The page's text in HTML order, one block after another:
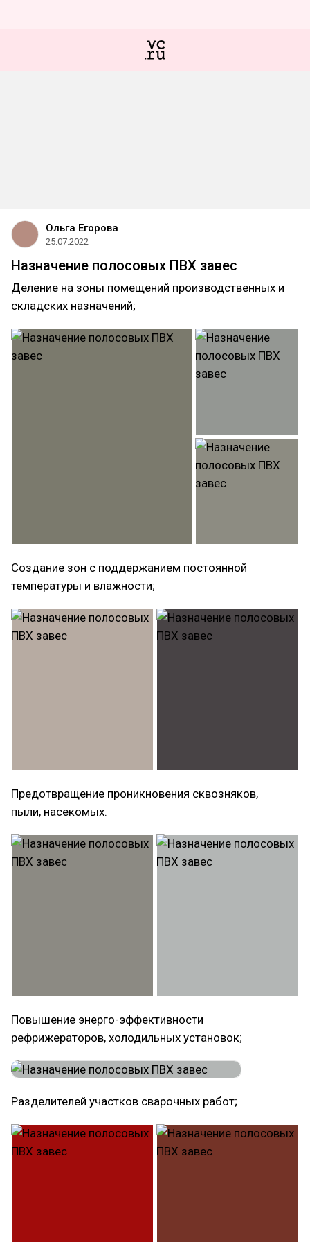
Ольга Егорова
25.07.2022
Назначение полосовых ПВХ завес
Деление на зоны помещений производственных и
складских назначений;
Создание зон с поддержанием постоянной
температуры и влажности;
Предотвращение проникновения сквозняков,
пыли, насекомых.
Повышение энерго-эффективности
рефрижераторов, холодильных установок;
Разделителей участков сварочных работ;